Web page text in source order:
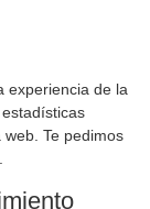
experiencia de la
Te pedimos